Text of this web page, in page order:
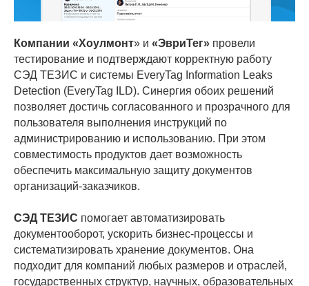
Компании «Хоулмонт» и «ЭвриТег» провели
тестирование и подтверждают корректную работу
СЭД ТЕЗИС и системы EveryTag Information Leaks
Detection (EveryTag ILD). Синергия обоих решений
позволяет достичь согласованного и прозрачного для
пользователя выполнения инструкций по
администрированию и использованию. При этом
совместимость продуктов дает возможность
обеспечить максимальную защиту документов
организаций-заказчиков.
СЭД ТЕЗИС помогает автоматизировать
документооборот, ускорить бизнес-процессы и
систематизировать хранение документов. Она
подходит для компаний любых размеров и отраслей,
государственных структур, научных, образовательных